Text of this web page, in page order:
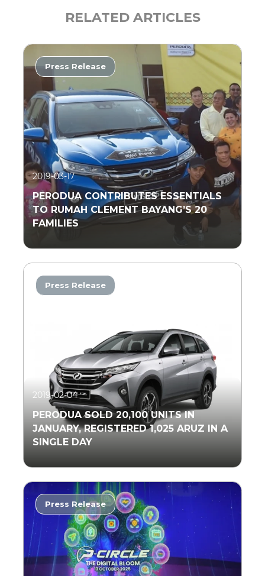
RELATED ARTICLES
2019-03-17
PERODUA CONTRIBUTES ESSENTIALS
TO RUMAH CLEMENT BAYANG’S 20
FAMILIES
Press Release
2019-02-04
PERODUA SOLD 20,100 UNITS IN
JANUARY, REGISTERED 1,025 ARUZ IN A
SINGLE DAY
Read More
Press Release
Press Release